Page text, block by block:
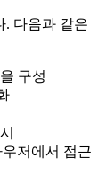
. 다음과 같은
구성
저에서 접근